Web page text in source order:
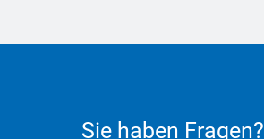
Sie haben Fragen?